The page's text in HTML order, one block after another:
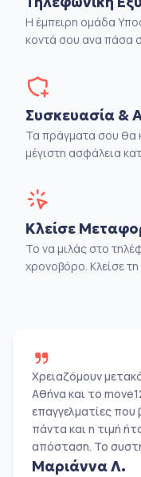
Η έμπειρη ομάδα
κοντά σου ανα πάσα
Συσκευασία &
Τα πράγματα σου θα
μέγιστη ασφάλεια
Κλείσε
Το να μιλάς στο
χρονοβόρο. Κλείσε τη
Χρειαζόμουν
Αθήνα και το
επαγγελματίες
πάντα και η τιμή
απόσταση. Το
Μαριάννα Λ.